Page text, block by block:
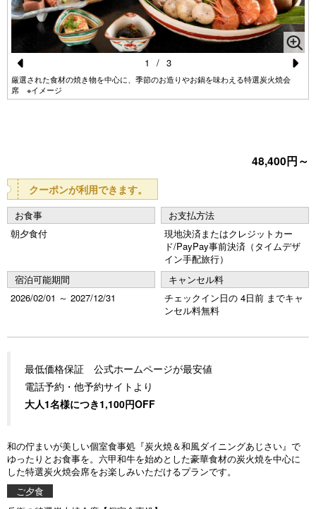
Pr
e
s
厳選された食材の焼き物を中心に、季節のお造りやお鍋を味わえる特選炭火焼会
席 ※イメージ
N
e
1 / 3
48,400円～
クーポンが利用できます。
お食事
朝夕食付
お支払方法
現地決済またはクレジットカー
ド/PayPay事前決済（タイムデザ
イン手配旅行）
宿泊可能期間
2026/02/01 ～ 2027/12/31
キャンセル料
チェックイン日の 4日前 までキャ
ンセル料無料
最低価格保証 公式ホームページが最安値
電話予約・他予約サイトより
大人1名様につき1,100円OFF
和の佇まいが美しい個室食事処『炭火焼＆和風ダイニングあじさい』で
ゆったりとお食事を。六甲和牛を始めとした豪華食材の炭火焼を中心に
した特選炭火焼会席をお楽しみいただけるプランです。
ご夕食